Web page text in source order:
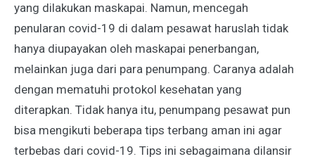
yang dilakukan maskapai. Namun, mencegah
penularan covid-19 di dalam pesawat haruslah tidak
hanya diupayakan oleh maskapai penerbangan,
melainkan juga dari para penumpang. Caranya adalah
dengan mematuhi protokol kesehatan yang
diterapkan. Tidak hanya itu, penumpang pesawat pun
bisa mengikuti beberapa tips terbang aman ini agar
terbebas dari covid-19. Tips ini sebagaimana dilansir